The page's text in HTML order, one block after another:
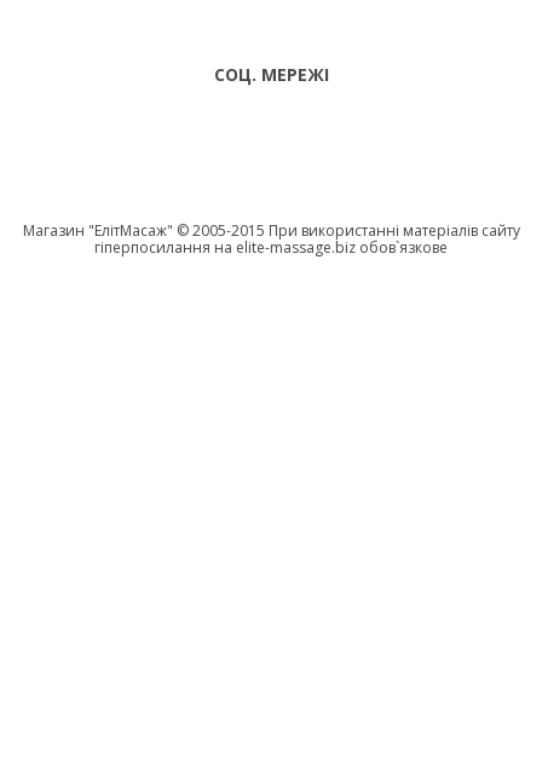
СОЦ. МЕРЕЖІ
Магазин "EлітМасаж" © 2005-2015 При використанні матеріалів сайту
гіперпосилання на elite-massage.biz обов`язкове